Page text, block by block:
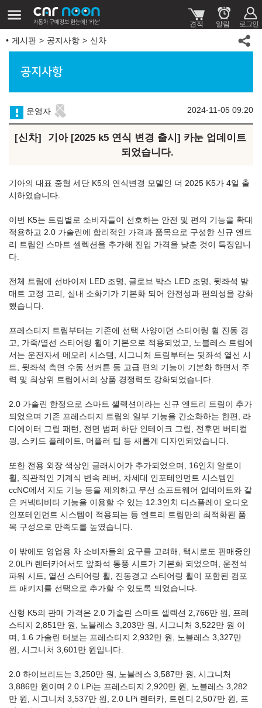
게시판 공지사항 신차
공지사항
운영자 2024-11-05 09:20
신차
기아 [2025 k5 연식 변경 출시] 카눈 업데이트
되었습니다.
기아의 대표 중형 세단 K5의 연식변경 모델인 더 2025 K5가 4일 출
시하였습니다.
이번 K5는 트림별로 소비자들이 선호하는 안전 및 편의 기능을 확대
적용하고 2.0 가솔린에 합리적인 가격과 품목으로 구성한 신규 엔트
리 트림인 스마트 셀렉션을 추가해 진입 가격을 낮춘 것이 특징입니
다.
전체 트림에 선바이저 LED 조명, 글로브 박스 LED 조명, 뒷좌석 발
매트 고정 고리, 실내 소화기가 기본화 되어 안전성과 편의성을 강화
했습니다.
프레스티지 트림부터는 기존에 선택 사양이던 스티어링 휠 진동 경
고, 가죽/열선 스티어링 휠이 기본으로 적용되었고, 노블레스 트림에
서는 운전자세 메모리 시스템, 시그니처 트림부터는 뒷좌석 열선 시
트, 뒷좌석 측면 수동 선커튼 등 고급 편의 기능이 기본화 하면서 주
력 및 최상위 트림에서의 상품 경쟁력도 강화되었습니다.
2.0 가솔린 한정으로 스마트 셀렉션이라는 신규 엔트리 트림이 추가
되었으며 기존 프레스티지 트림의 일부 기능을 간소화하는 한편, 라
디에이터 그릴 패턴, 전면 범퍼 하단 인테이크 그릴, 전후면 버티컬
윙, 스키드 플레이트, 머플러 팁 등 새롭게 디자인되었습니다.
또한 전용 외장 색상인 글래시어가 추가되었으며, 16인치 알로이
휠, 직관적인 기계식 변속 레버, 차세대 인포테인먼트 시스템인
ccNC에서 지도 기능 등을 제외하고 무선 소프트웨어 업데이트와 같
은 커넥티비티 기능을 이용할 수 있는 12.3인치 디스플레이 오디오
인포테인먼트 시스템이 적용되는 등 엔트리 트림만의 최적화된 품
목 구성으로 만족도를 높였습니다.
이 밖에도 영업용 차 소비자들의 요구를 고려해, 택시로도 판매중인
2.0LPi 렌터카애서도 앞좌석 통풍 시트가 기본화 되었으며, 운전석
파워 시트, 열선 스티어링 휠, 진동경고 스티어링 휠이 포함된 컴포
트 패키지를 선택으로 추가할 수 있도록 되었습니다.
신형 K5의 판매 가격은 2.0 가솔린 스마트 셀렉션 2,766만 원, 프레
스티지 2,851만 원, 노블레스 3,203만 원, 시그니처 3,522만 원 이
며, 1.6 가솔린 터보는 프레스티지 2,932만 원, 노블레스 3,327만
원, 시그니처 3,601만 원입니다.
2.0 하이브리드는 3,250만 원, 노블레스 3,587만 원, 시그니처
3,886만 원이며 2.0 LPi는 프레스티지 2,920만 원, 노블레스 3,282
만 원, 시그니처 3,537만 원, 2.0 LPi 렌터카, 트렌디 2,507만 원, 프